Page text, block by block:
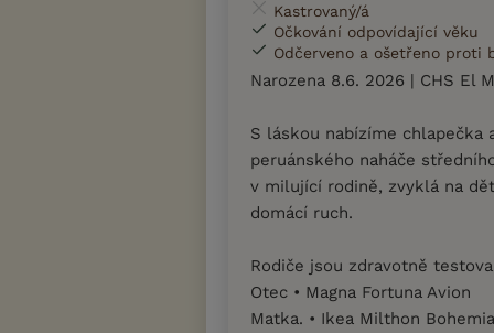
Kastrovaný/á
Očkování odpovídající věku
Odčerveno a ošetřeno proti
Narozena 8.6. 2026 | CHS El
S láskou nabízíme chlapečka
peruánského naháče
v milující rodině, zvyklá na
domácí ruch.
Rodiče jsou zdravotně
Otec • Magna Fortuna Avion
Matka. • Ikea Milthon Bohemia